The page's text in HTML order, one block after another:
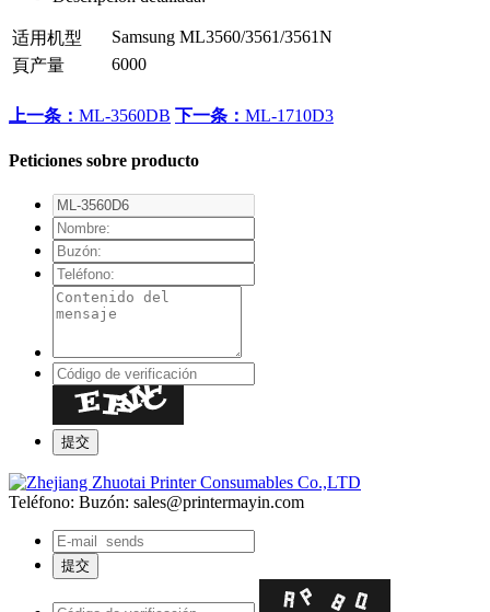
适用机型
Samsung ML3560/3561/3561N
頁产量
6000
上一条： ML-3560DB 下一条： ML-1710D3
Peticiones sobre producto
Teléfono: Buzón: sales@printermayin.com